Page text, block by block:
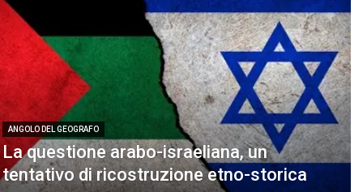
ANGOLO DEL GEOGRAFO
La questione arabo-israeliana, un
tentativo di ricostruzione etno-storica